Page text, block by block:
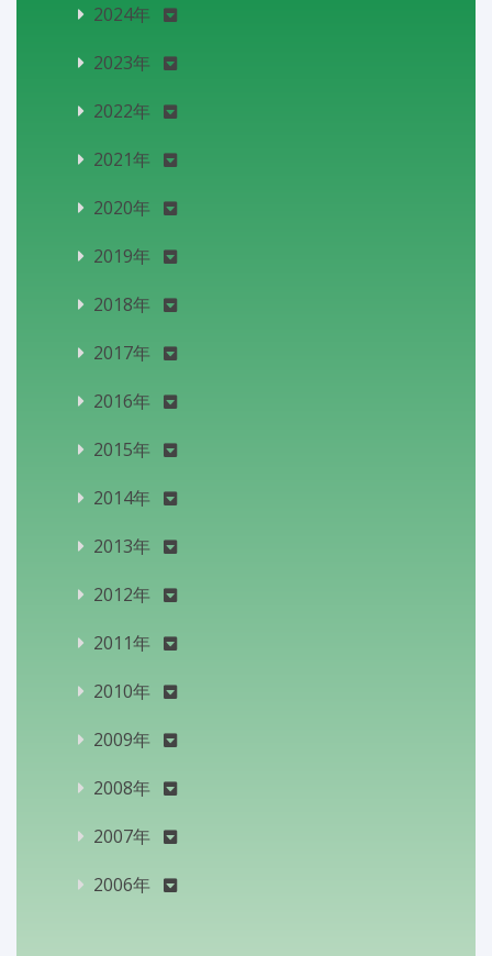
2024年
2023年
2022年
2021年
2020年
2019年
2018年
2017年
2016年
2015年
2014年
2013年
2012年
2011年
2010年
2009年
2008年
2007年
2006年